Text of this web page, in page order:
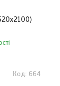
664